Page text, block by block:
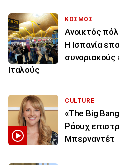
ΚΟΣΜΟΣ
Ανοικτός
Η Ισπανία
συνοριακούς
Ιταλούς
CULTURE
«The Big
Ράουχ
Μπερναντέτ